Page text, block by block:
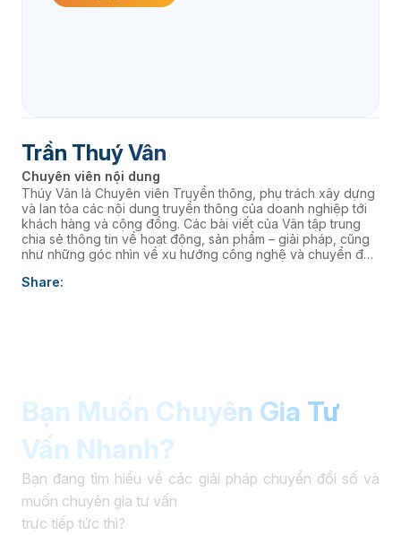
Trần Thuý Vân
Chuyên viên nội dung
Thúy Vân là Chuyên viên Truyền thông, phụ trách xây dựng
và lan tỏa các nội dung truyền thông của doanh nghiệp tới
khách hàng và cộng đồng. Các bài viết của Vân tập trung
chia sẻ thông tin về hoạt động, sản phẩm – giải pháp, cũng
như những góc nhìn về xu hướng công nghệ và chuyển đổi
doanh nghiệp với thị trường.
Share:
Bạn Muốn Chuyên Gia Tư
Vấn Nhanh?
Bạn đang tìm hiểu về các giải pháp chuyển đổi số và
muốn chuyên gia tư vấn
trực tiếp tức thì?